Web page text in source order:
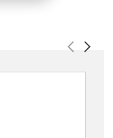
Previous
Next